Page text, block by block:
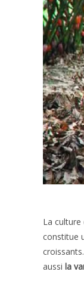
La culture
constitue
aussi la